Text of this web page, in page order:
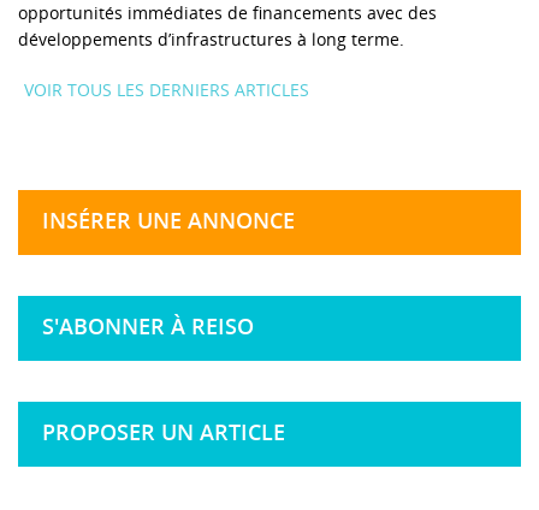
opportunités immédiates de financements avec des
développements d’infrastructures à long terme.
VOIR TOUS LES DERNIERS ARTICLES
INSÉRER UNE ANNONCE
S'ABONNER À REISO
PROPOSER UN ARTICLE